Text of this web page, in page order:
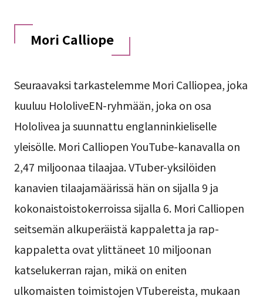
Mori Calliope
Seuraavaksi tarkastelemme Mori Calliopea, joka
kuuluu HololiveEN-ryhmään, joka on osa
Hololivea ja suunnattu englanninkieliselle
yleisölle. Mori Calliopen YouTube-kanavalla on
2,47 miljoonaa tilaajaa. VTuber-yksilöiden
kanavien tilaajamäärissä hän on sijalla 9 ja
kokonaistoistokerroissa sijalla 6. Mori Calliopen
seitsemän alkuperäistä kappaletta ja rap-
kappaletta ovat ylittäneet 10 miljoonan
katselukerran rajan, mikä on eniten
ulkomaisten toimistojen VTubereista, mukaan